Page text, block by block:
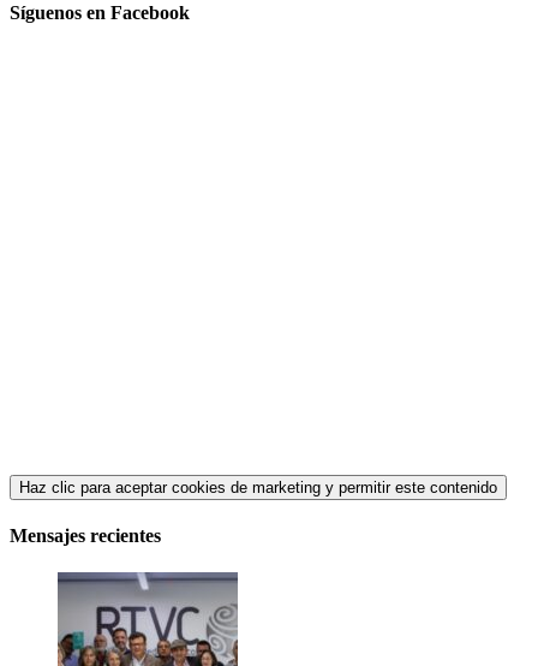
Síguenos en Facebook
Haz clic para aceptar cookies de marketing y permitir este contenido
Mensajes recientes